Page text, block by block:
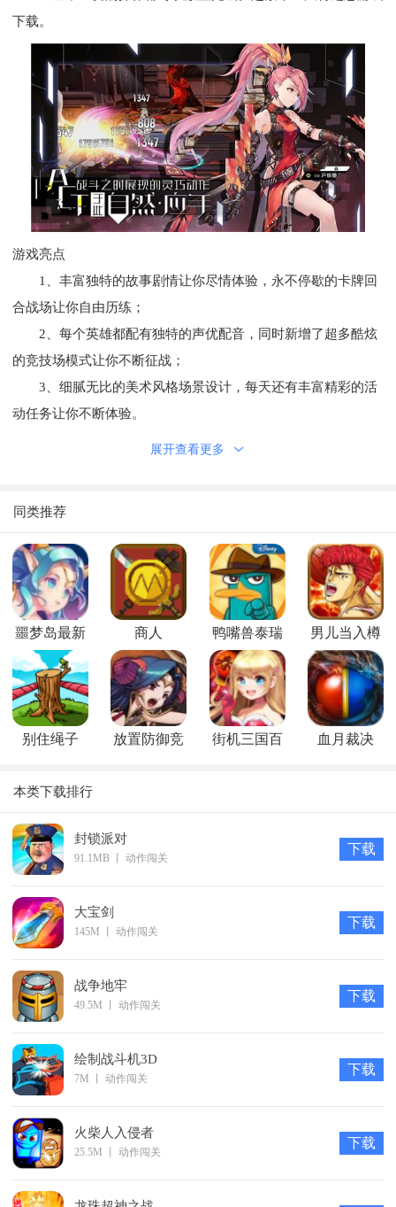
下载。
游戏亮点
1、丰富独特的故事剧情让你尽情体验，永不停歇的卡牌回
合战场让你自由历练；
2、每个英雄都配有独特的声优配音，同时新增了超多酷炫
的竞技场模式让你不断征战；
3、细腻无比的美术风格场景设计，每天还有丰富精彩的活
动任务让你不断体验。
1.唯美细腻的日系画风设计，快来收集大量的卡牌英雄去对
2.多元化的格斗竞技场是那么的刺激，随时与小伙伴一起组
队玩耍是无比的激动；
3.运用奢华大气的格斗大招去斩杀更多的对手，才能让你获
得武器资源和积分。
游戏优势
巴风特之怒是一款采用了二次元萌系风格的格斗冒险卡牌类
手机游戏，
奥义大招，
各种精彩无限的对抗玩法，还有公会联盟期待你的加入，
起冒险出击吧！
展开查看更多
同类推荐
噩梦岛最新
版本
商人
鸭嘴兽泰瑞
在哪里最新
版
男儿当入樽
最新版
别住绳子
放置防御竞
街机三国百
血月裁决
本类下载排行
封锁派对
91.1MB 动作闯关
下载
大宝剑
145M 动作闯关
下载
战争地牢
49.5M 动作闯关
下载
绘制战斗机3D
7M 动作闯关
下载
火柴人入侵者
25.5M 动作闯关
下载